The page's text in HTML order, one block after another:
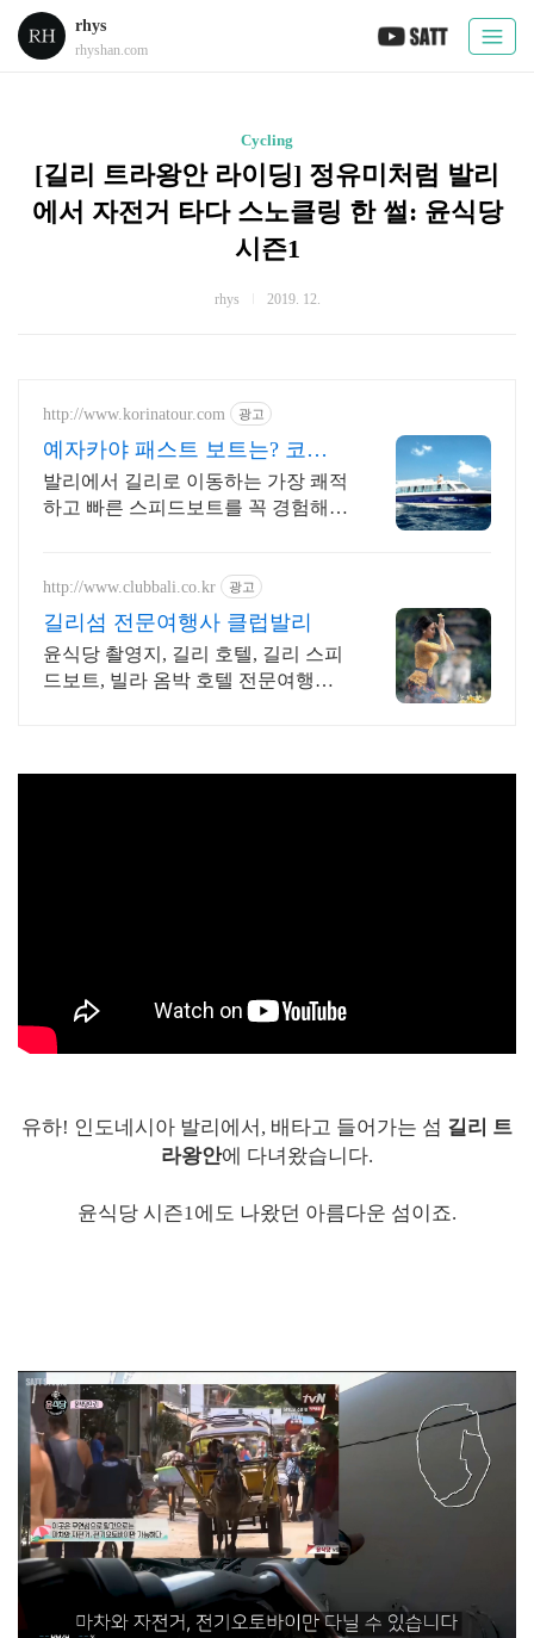
rhys
rhyshan.com
Cycling
[길리 트라왕안 라이딩] 정유미처럼 발리
에서 자전거 타다 스노클링 한 썰: 윤식당
시즌1
rhys 2019. 12.
http://www.korinatour.com 광고
예자카야 패스트 보트는? 코리
나 투어에서!
발리에서 길리로 이동하는 가장 쾌적
하고 빠른 스피드보트를 꼭 경험해보
http://www.clubbali.co.kr 광고
길리섬 전문여행사 클럽발리
윤식당 촬영지, 길리 호텔, 길리 스피
드보트, 빌라 옴박 호텔 전문여행사
유하! 인도네시아 발리에서, 배타고 들어가는 섬 길리 트
라왕안에 다녀왔습니다.
윤식당 시즌1에도 나왔던 아름다운 섬이죠.